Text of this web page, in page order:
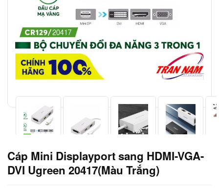
Cáp Mini Displayport sang HDMI-VGA-
DVI Ugreen 20417(Màu Trắng)